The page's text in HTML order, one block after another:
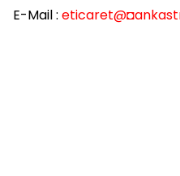
E-Mail : eticaret